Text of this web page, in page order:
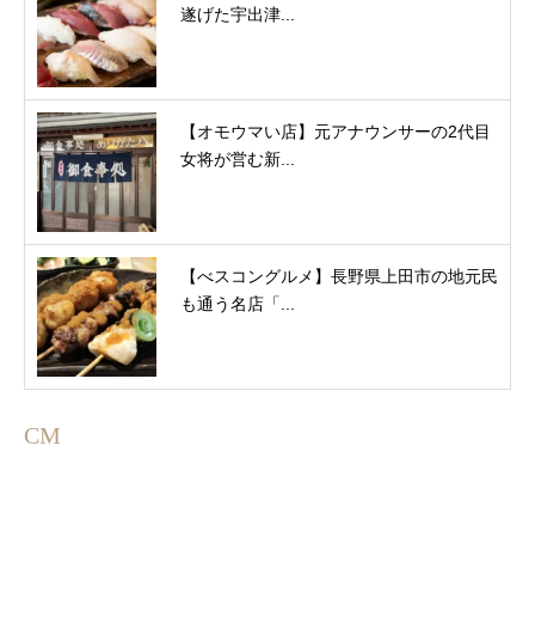
遂げた宇出津...
【オモウマい店】元アナウンサーの2代目
女将が営む新...
【べスコングルメ】長野県上田市の地元民
も通う名店「...
CM